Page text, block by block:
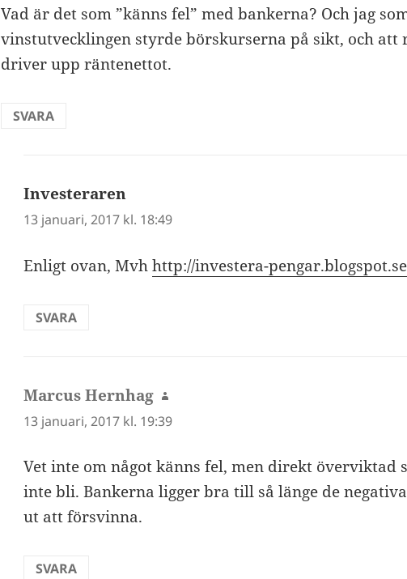
Vad är det som ”känns fel” med bankerna? Och jag
vinstutvecklingen styrde börskurserna på sikt, och att
driver upp räntenettot.
SVARA
Investeraren
13 januari, 2017 kl. 18:49
Enligt ovan, Mvhhttp://investera-
SVARA
Marcus Hernhag skriver:
13 januari, 2017 kl. 19:39
Vet inte om något känns fel, men direkt överviktad
inte bli. Bankerna ligger bra till så länge de
ut att försvinna.
SVARA